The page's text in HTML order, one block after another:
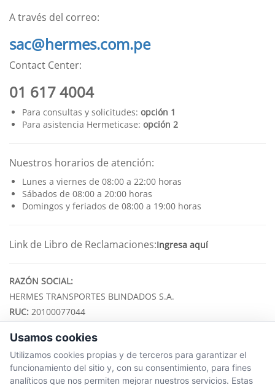
A través del correo:
sac@hermes.com.pe
Contact Center:
01 617 4004
Para consultas y solicitudes: opción 1
Para asistencia Hermeticase: opción 2
Nuestros horarios de atención:
Lunes a viernes de 08:00 a 22:00 horas
Sábados de 08:00 a 20:00 horas
Domingos y feriados de 08:00 a 19:00 horas
Link de Libro de Reclamaciones:Ingresa aquí
RAZÓN SOCIAL:
HERMES TRANSPORTES BLINDADOS S.A.
RUC: 20100077044
ENLACES
Memoria Anual
Ubícanos
Usamos cookies
Utilizamos cookies propias y de terceros para garantizar el
funcionamiento del sitio y, con su consentimiento, para fines
analíticos que nos permiten mejorar nuestros servicios. Estas